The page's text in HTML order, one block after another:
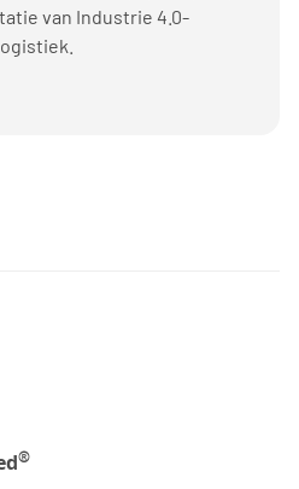
van Industrie 4.0-
®